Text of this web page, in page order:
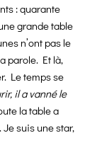
: quarante
grande table
n’ont pas le
parole. Et là,
Le temps se
il a vanné le
la table a
suis une star,